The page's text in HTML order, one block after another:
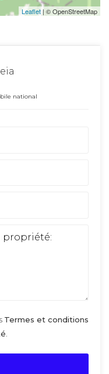
Leaflet | © OpenStreetMap
national
Termes et conditions